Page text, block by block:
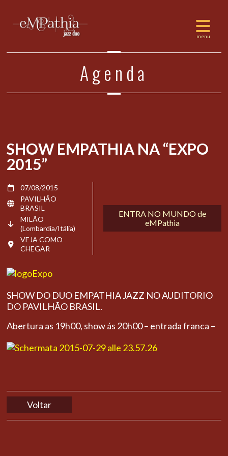
Agenda
SHOW EMPATHIA NA “EXPO
2015”
07/08/2015
PAVILHÃO
BRASIL
MILÃO
(Lombardia/Itália)
VEJA COMO
CHEGAR
ENTRA NO MUNDO de
eMPathia
SHOW DO DUO EMPATHIA JAZZ NO AUDITORIO
DO PAVILHÃO BRASIL.
Abertura as 19h00, show ás 20h00 – entrada franca –
Voltar